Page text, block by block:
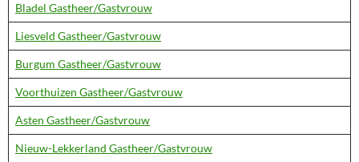
Bladel Gastheer/Gastvrouw
Liesveld Gastheer/Gastvrouw
Burgum Gastheer/Gastvrouw
Voorthuizen Gastheer/Gastvrouw
Asten Gastheer/Gastvrouw
Nieuw-Lekkerland Gastheer/Gastvrouw